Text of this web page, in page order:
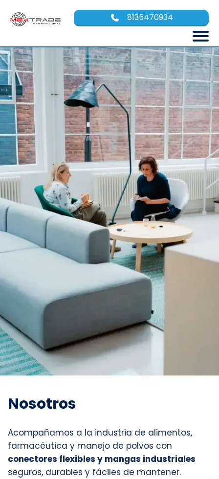
8135470934
Nosotros
Acompañamos a la industria de alimentos,
farmacéutica y manejo de polvos con
conectores flexibles y mangas industriales
seguros, durables y fáciles de mantener.